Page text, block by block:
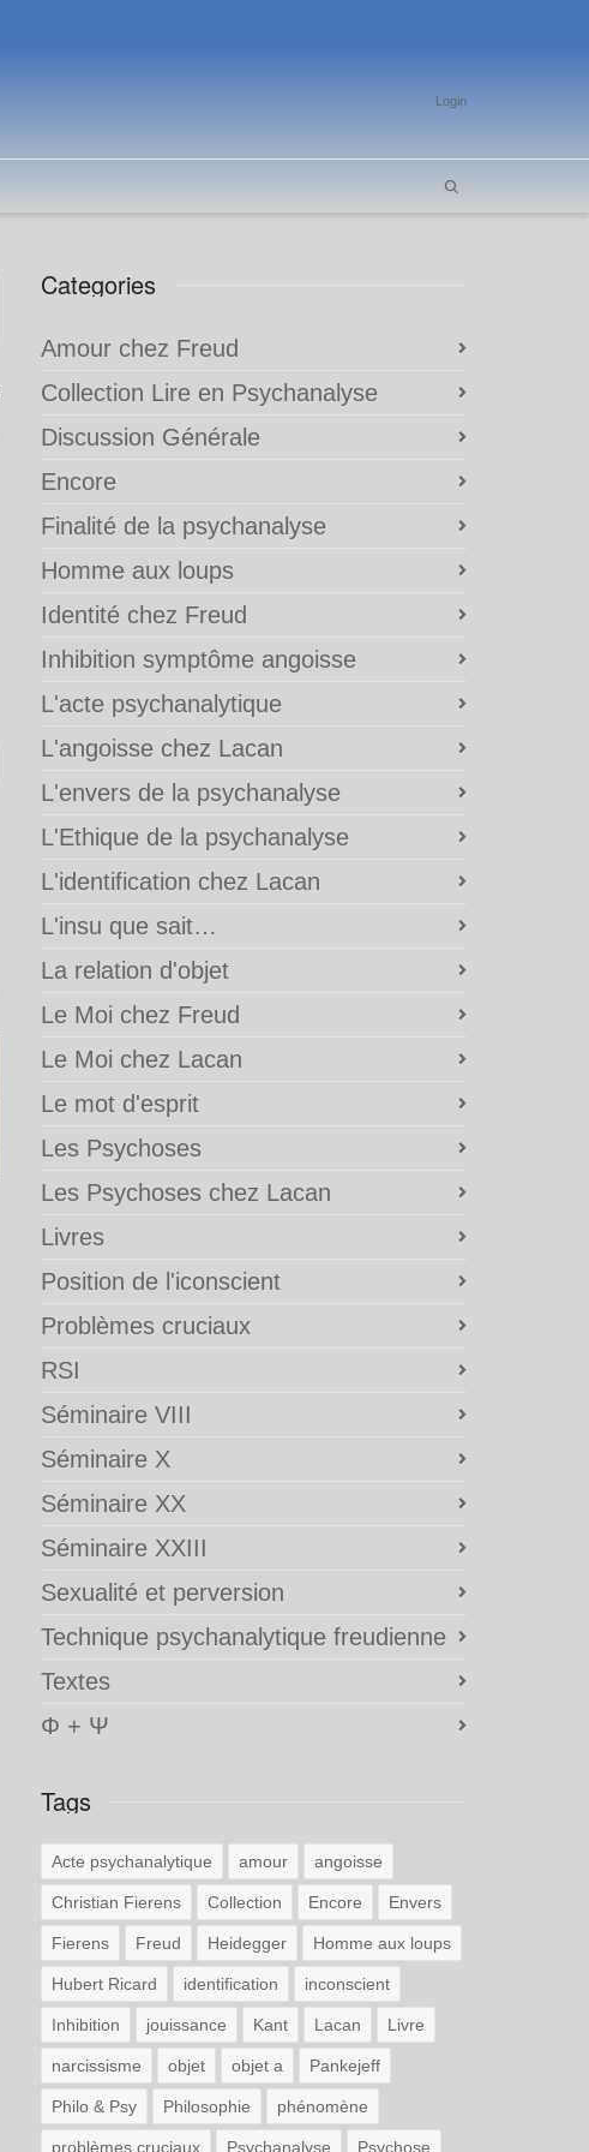
Login
Categories
Amour chez Freud
Collection Lire en Psychanalyse
Discussion Générale
Encore
Finalité de la psychanalyse
Homme aux loups
Identité chez Freud
Inhibition symptôme angoisse
L'acte psychanalytique
L'angoisse chez Lacan
L'envers de la psychanalyse
L'Ethique de la psychanalyse
L'identification chez Lacan
L'insu que sait…
La relation d'objet
Le Moi chez Freud
Le Moi chez Lacan
Le mot d'esprit
Les Psychoses
Les Psychoses chez Lacan
Livres
Position de l'iconscient
Problèmes cruciaux
RSI
Séminaire VIII
Séminaire X
Séminaire XX
Séminaire XXIII
Sexualité et perversion
Technique psychanalytique freudienne
Textes
Φ + Ψ
Tags
Acte psychanalytique amour angoisse
Christian Fierens Collection Encore Envers
Fierens Freud Heidegger Homme aux loups
Hubert Ricard identification inconscient
Inhibition jouissance Kant Lacan Livre
narcissisme objet objet a Pankejeff
Philo & Psy Philosophie phénomène
problèmes cruciaux Psychanalyse Psychose